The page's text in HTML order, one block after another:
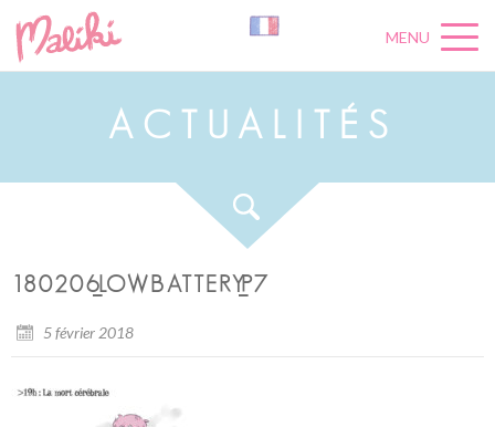
MENU
A C U A L É S
180206_LOWBATTERY_P7
5 février 2018